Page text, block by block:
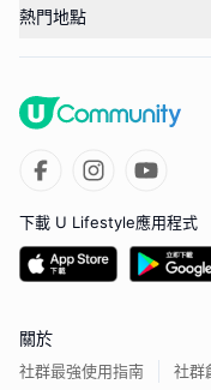
熱門地點
下載 U Lifestyle應用程式
關於
社群最強使用指南 社群